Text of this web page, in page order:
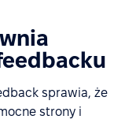
sprawia, że
strony i